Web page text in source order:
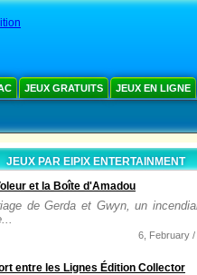
JEUX GRATUITS JEUX EN LIGNE
JEUX PAR EIPIX ENTERTAINMENT
et la Boîte d'Amadou
de Gerda et Gwyn, un
6, February /
entre les Lignes Édition Collector